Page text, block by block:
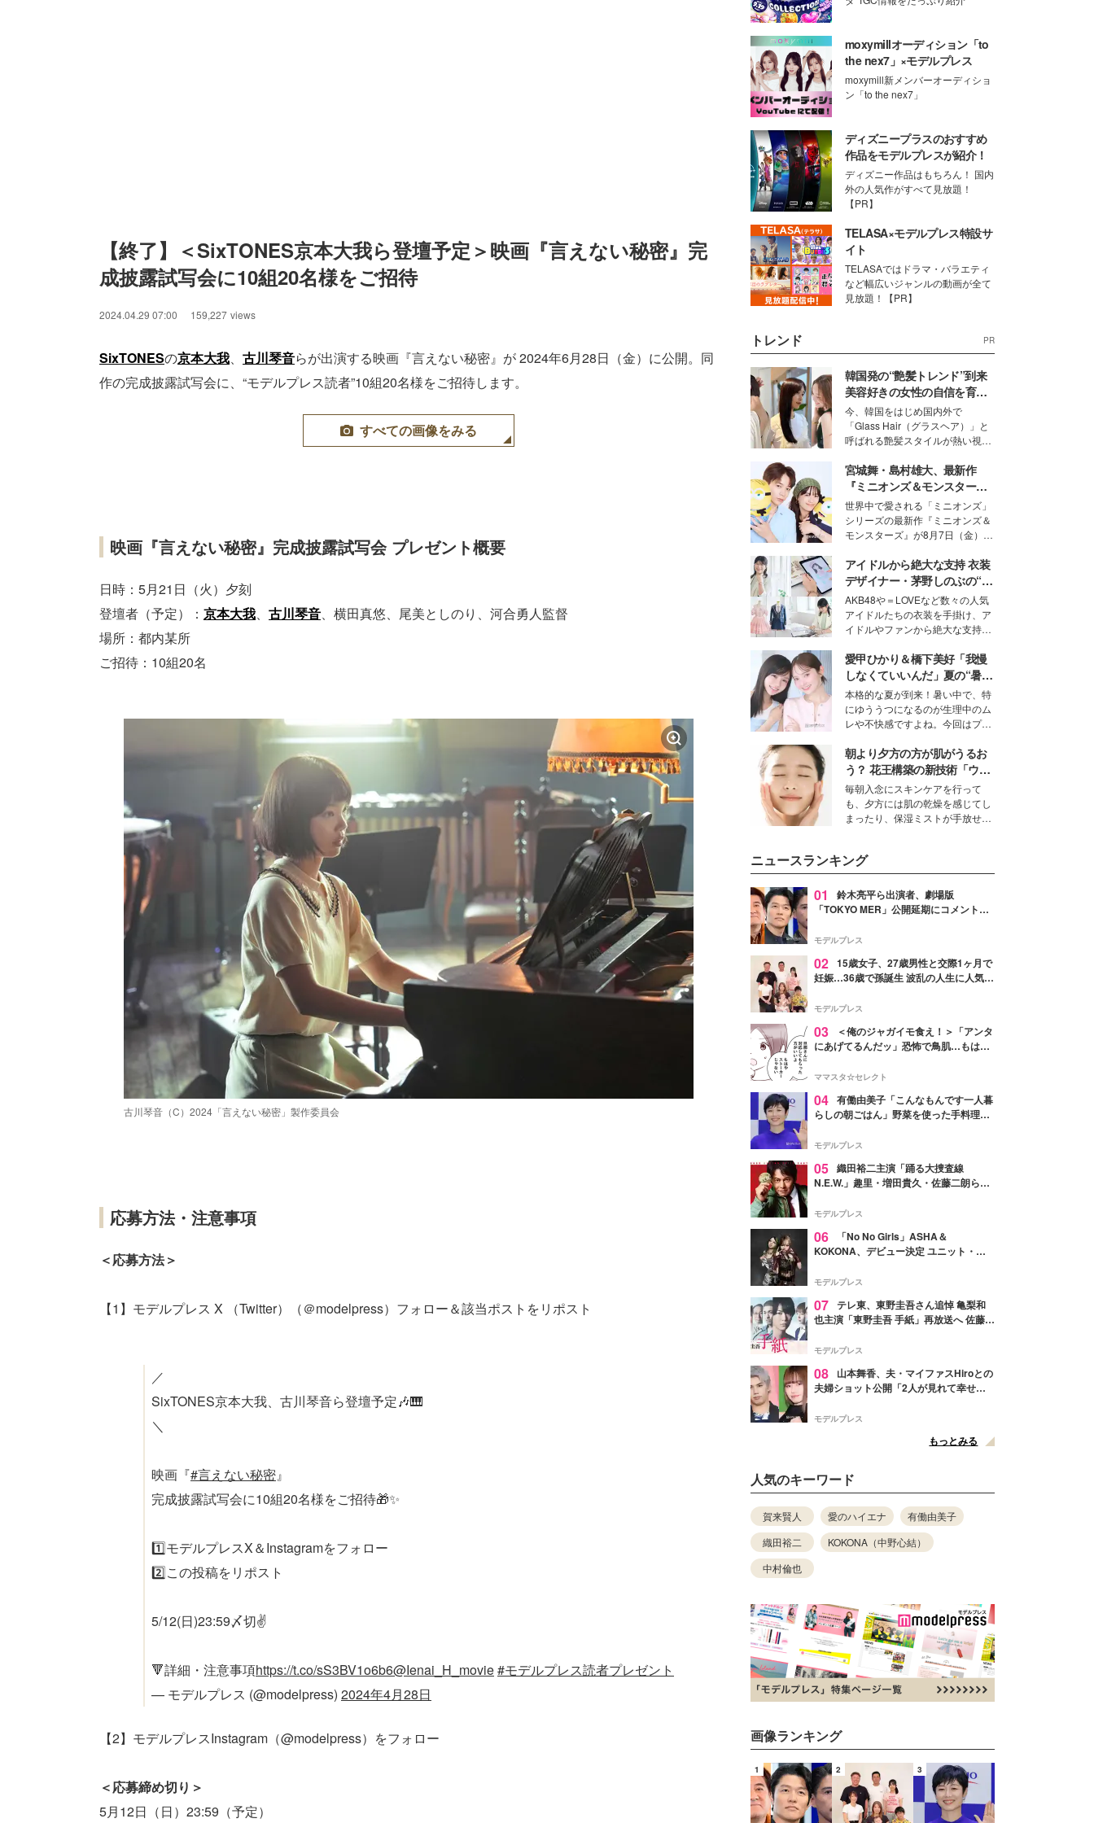
【終了】＜SixTONES京本大我ら登壇予定＞映画『言えない秘密』完
成披露試写会に10組20名様をご招待
2024.04.29 07:00 159,227 views
SixTONESの京本大我 古川琴音らが出演する映画『言えない秘密』が 2024年6月28日（金）に公開。同
作の完成披露試写会に、“モデルプレス読者”10組20名様をご招待します。
すべての画像をみる
映画『言えない秘密』完成披露試写会 プレゼント概要
日時：5月21日（火）夕刻
登壇者（予定）： 京本大我 古川琴音 、横田真悠、尾美としのり、河合勇人監督
場所：都内某所
ご招待：10組20名
古川琴音（C）2024「言えない秘密」製作委員会
応募方法・注意事項
＜応募方法＞
【1】モデルプレス X （Twitter）（＠modelpress）フォロー＆該当ポストをリポスト
／
SixTONES京本大我、古川琴音ら登壇予定🎶🎹
＼
映画『#言えない秘密』
完成披露試写会に10組20名様をご招待🎁✨
1️⃣モデルプレスX＆Instagramをフォロー
2️⃣この投稿をリポスト
5/12(日)23:59〆切✌️
🔻詳細・注意事項https://t.co/sS3BV1o6b6@Ienai_H_movie#モデルプレス読者プレゼント
— モデルプレス (@modelpress) 2024年4月28日
【2】モデルプレスInstagram（@modelpress）をフォロー
＜応募締め切り＞
5月12日（日）23:59（予定）
moxymillオーディション「to
the nex7」×モデルプレス
moxymill新メンバーオーディショ
ン「to the nex7」
ディズニープラスのおすすめ
作品をモデルプレスが紹介！
ディズニー作品はもちろん！ 国内
外の人気作がすべて見放題！
【PR】
TELASA×モデルプレス特設サ
イト
TELASAではドラマ・バラエティ
など幅広いジャンルの動画が全て
見放題！【PR】
トレンド PR
韓国発の“艶髪トレンド”到来
美容好きの女性の自信を育む
「ヘアケア事情」って？
今、韓国をはじめ国内外で
「Glass Hair（グラスヘア）」と
呼ばれる艶髪スタイルが熱い視線
ションの完成度を高めるベースと
して、“髪そのものの美しさ”に改
めて注目する人が増えている様
子。今回は、そんな憧れの艶やか
な髪を日常で叶える、美容好きの
女性たちのヘアケア事情を紹介し
ます。
宮城舞・島村雄大、最新作
『ミニオンズ＆モンスター
ズ』の魅力熱弁 ハチャメチャ
だけじゃない“友情と絆”に感
動
世界中で愛される「ミニオンズ」
シリーズの最新作『ミニオンズ＆
モンスターズ』が8月7日（金）に
ニオン好き”という共通点を持つモ
デルの宮城舞と島村雄大の特別対
談をお届け！それぞれの視点か
ら、今作ならではの魅力や予想外
の感動をもたらす奥深いストーリ
ーについて熱く語り合ってもらっ
た。
アイドルから絶大な支持 衣装
デザイナー・茅野しのぶの“可
愛い”を作る美学＜「シチズン
クロスシー」インタビュー＞
AKB48や＝LOVEなど数々の人気
アイドルたちの衣装を手掛け、ア
イドルやファンから絶大な支持を
取締役兼クリエイティブディレク
ター・茅野しのぶ。一人ひとりの
個性に寄り添い、魅力を引き出す
衣装作りは、多くの女性たちに勇
気と自信を与え続けている。
愛甲ひかり＆橋下美好「我慢
しなくていいんだ」夏の“暑さ
対策”の新しい選択肢とは？
本格的な夏が到来！暑い中で、特
にゆううつになるのが生理中のム
レや不快感ですよね。今回はプラ
モデル・愛甲ひかりさんと橋下美
好さんを迎えて本音で女子会トー
ク。猛暑のお出かけを快適に過ご
すヒントや、2人が感動した夏の
生理の新常識にも迫りました。
朝より夕方の方が肌がうるお
う？ 花王構築の新技術「ウォ
ーターキャプチャリングスキ
ン（捕水肌）」がスキンケア
の常識を変える予感
毎朝入念にスキンケアを行って
も、夕方には肌の乾燥を感じてし
まったり、保湿ミストが手放せな
性を秘めた、革新的な「Water
Capturing Skin（ウォーターキャ
プチャリングスキン：捕水肌）」
技術を、花王が構築した。
ニュースランキング
01
鈴木亮平ら出演者、劇場版
「TOKYO MER」公開延期にコメント
最大の敬意とエールを」
モデルプレス
02 15歳女子、27歳男性と交際1ヶ月で
妊娠…36歳で孫誕生 波乱の人生に人気タ
よ！」
モデルプレス
03
＜俺のジャガイモ食え！＞「アンタ
にあげてるんだッ」恐怖で鳥肌…もはや
ママスタ☆セレクト
04 有働由美子「こんなもんです一人暮
らしの朝ごはん」野菜を使った手料理公
そう」と反響
モデルプレス
05 織田裕二主演「踊る大捜査線
N.E.W.」趣里・増田貴久・佐藤二朗ら新
徴する“謎のキーワード”も
モデルプレス
06
「No No Girls」ASHA＆
KOKONA、デビュー決定 ユニット・
リリースへ
モデルプレス
07 テレ東、東野圭吾さん追悼 亀梨和
也主演「東野圭吾 手紙」再放送へ 佐藤隆
モデルプレス
08
山本舞香、夫・マイファスHiroとの
夫婦ショット公開「2人が見れて幸せ」
モデルプレス
もっとみる
人気のキーワード
賀来賢人 愛のハイエナ
有働由美子
織田裕二
KOKONA（中野心結）
中村倫也
画像ランキング
1 2 3